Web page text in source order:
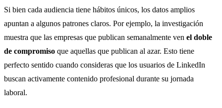
Si bien cada audiencia tiene hábitos únicos, los datos amplios
apuntan a algunos patrones claros. Por ejemplo, la investigación
muestra que las empresas que publican semanalmente ven el doble
de compromiso que aquellas que publican al azar. Esto tiene
perfecto sentido cuando consideras que los usuarios de LinkedIn
buscan activamente contenido profesional durante su jornada
laboral.